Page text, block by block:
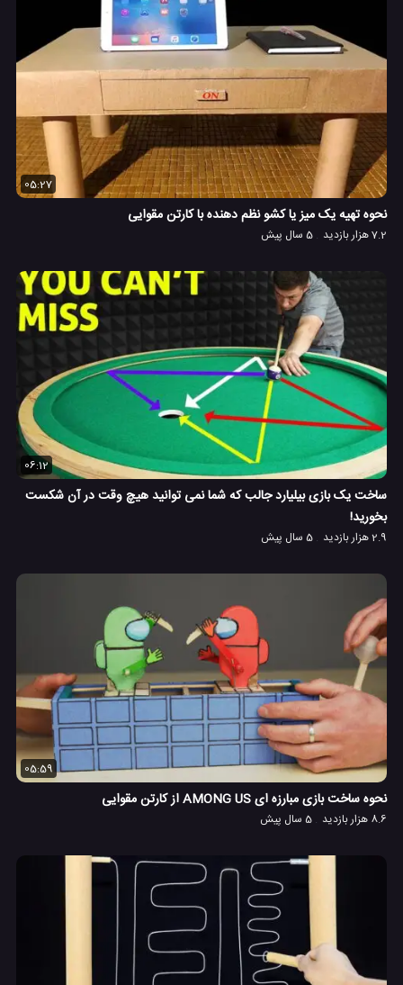
05:27
نحوه تهیه یک میز یا کشو نظم دهنده با کارتن مقوایی
7.2 هزار بازدید 5 سال پیش
06:12
ساخت یک بازی بیلیارد جالب که شما نمی توانید هیچ وقت در آن شکست
بخورید!
2.9 هزار بازدید 5 سال پیش
05:59
نحوه ساخت بازی مبارزه ای AMONG US از کارتن مقوایی
8.6 هزار بازدید 5 سال پیش